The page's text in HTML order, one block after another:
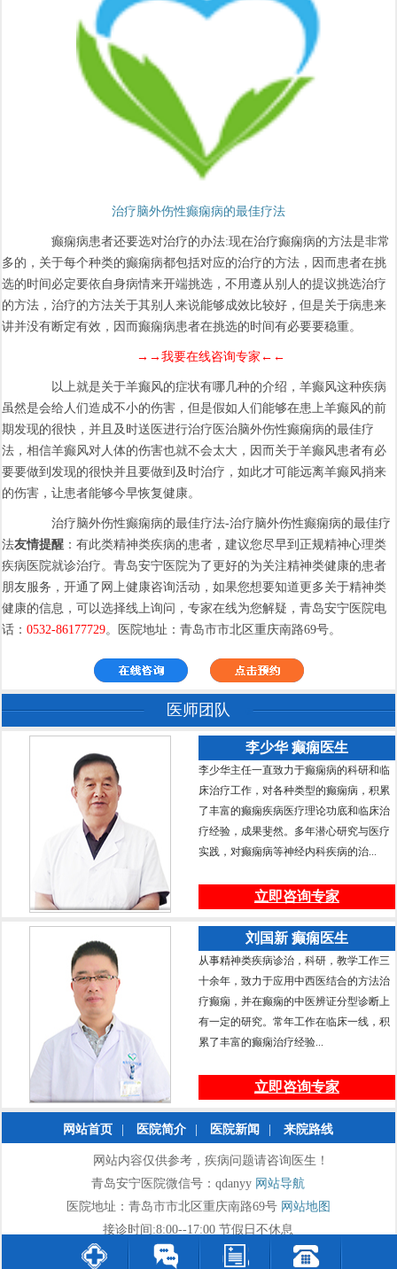
治疗脑外伤性癫痫病的最佳疗法
癫痫病患者还要选对治疗的办法:现在治疗癫痫病的方法是非常
多的，关于每个种类的癫痫病都包括对应的治疗的方法，因而患者在挑
选的时间必定要依自身病情来开端挑选，不用遵从别人的提议挑选治疗
的方法，治疗的方法关于其别人来说能够成效比较好，但是关于病患来
讲并没有断定有效，因而癫痫病患者在挑选的时间有必要要稳重。
→→我要在线咨询专家←←
以上就是关于羊癫风的症状有哪几种的介绍，羊癫风这种疾病
虽然是会给人们造成不小的伤害，但是假如人们能够在患上羊癫风的前
期发现的很快，并且及时送医进行治疗医治脑外伤性癫痫病的最佳疗
法，相信羊癫风对人体的伤害也就不会太大，因而关于羊癫风患者有必
要要做到发现的很快并且要做到及时治疗，如此才可能远离羊癫风捎来
的伤害，让患者能够今早恢复健康。
治疗脑外伤性癫痫病的最佳疗法-治疗脑外伤性癫痫病的最佳疗
法友情提醒 ：有此类精神类疾病的患者，建议您尽早到正规精神心理类
疾病医院就诊治疗。青岛安宁医院为了更好的为关注精神类健康的患者
朋友服务，开通了网上健康咨询活动，如果您想要知道更多关于精神类
健康的信息，可以选择线上询问，专家在线为您解疑，青岛安宁医院电
话：0532-86177729。医院地址：青岛市市北区重庆南路69号。
医师团队
李少华 癫痫医生
李少华主任一直致力于癫痫病的科研和临
床治疗工作，对各种类型的癫痫病，积累
了丰富的癫痫疾病医疗理论功底和临床治
疗经验，成果斐然。多年潜心研究与医疗
实践，对癫痫病等神经内科疾病的治...
立即咨询专家
刘国新 癫痫医生
从事精神类疾病诊治，科研，教学工作三
十余年，致力于应用中西医结合的方法治
疗癫痫，并在癫痫的中医辨证分型诊断上
有一定的研究。常年工作在临床一线，积
累了丰富的癫痫治疗经验...
立即咨询专家
网站首页 医院简介 医院新闻 来院路线
网站内容仅供参考，疾病问题请咨询医生！
青岛安宁医院微信号：qdanyy 网站导航
医院地址：青岛市市北区重庆南路69号 网站地图
接诊时间:8:00--17:00 节假日不休息